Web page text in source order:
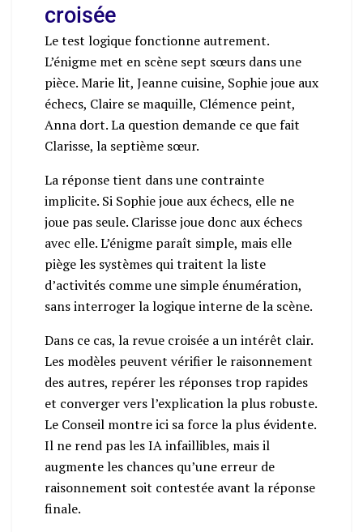
croisée
Le test logique fonctionne autrement.
L’énigme met en scène sept sœurs dans une
pièce. Marie lit, Jeanne cuisine, Sophie joue aux
échecs, Claire se maquille, Clémence peint,
Anna dort. La question demande ce que fait
Clarisse, la septième sœur.
La réponse tient dans une contrainte
implicite. Si Sophie joue aux échecs, elle ne
joue pas seule. Clarisse joue donc aux échecs
avec elle. L’énigme paraît simple, mais elle
piège les systèmes qui traitent la liste
d’activités comme une simple énumération,
sans interroger la logique interne de la scène.
Dans ce cas, la revue croisée a un intérêt clair.
Les modèles peuvent vérifier le raisonnement
des autres, repérer les réponses trop rapides
et converger vers l’explication la plus robuste.
Le Conseil montre ici sa force la plus évidente.
Il ne rend pas les IA infaillibles, mais il
augmente les chances qu’une erreur de
raisonnement soit contestée avant la réponse
finale.